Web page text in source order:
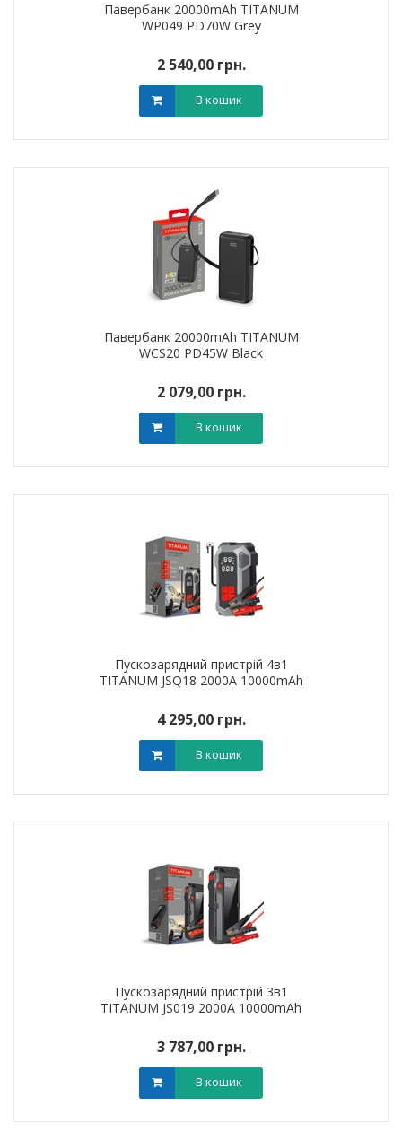
Павербанк 20000mAh TITANUM
WP049 PD70W Grey
2 540,00 грн.
В кошик
Павербанк 20000mAh TITANUM
WCS20 PD45W Black
2 079,00 грн.
В кошик
Пускозарядний пристрій 4в1
TITANUM JSQ18 2000A 10000mAh
4 295,00 грн.
В кошик
Пускозарядний пристрій 3в1
TITANUM JS019 2000A 10000mAh
3 787,00 грн.
В кошик